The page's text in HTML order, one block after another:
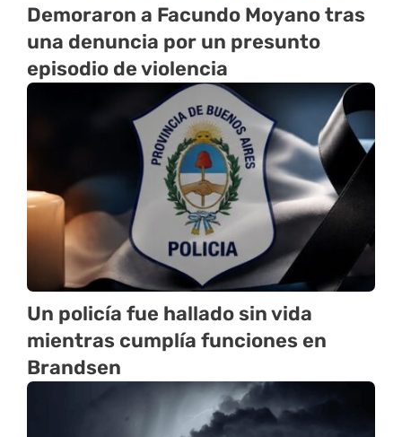
Demoraron a Facundo Moyano tras
una denuncia por un presunto
episodio de violencia
Un policía fue hallado sin vida
mientras cumplía funciones en
Brandsen